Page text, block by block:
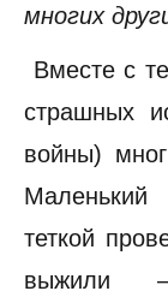
многих
Вместе с
страшных
войны)
теткой
выжили